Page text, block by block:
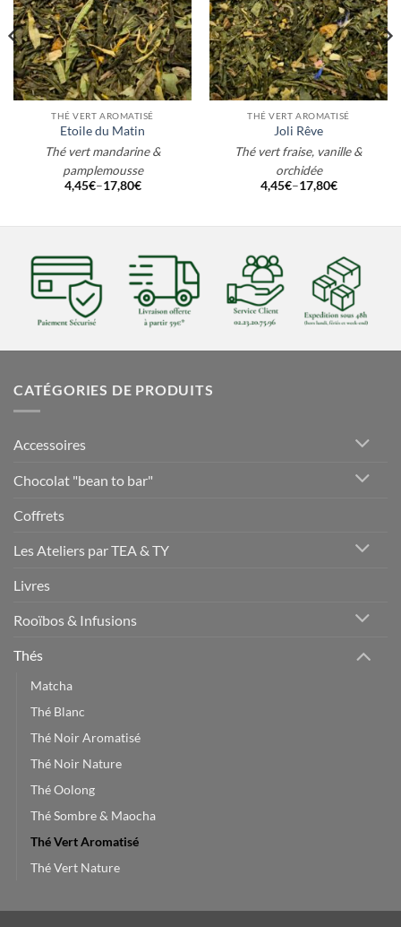
THÉ VERT AROMATISÉ
Etoile du Matin
Thé vert mandarine &
pamplemousse
4,45€–17,80€
THÉ VERT AROMATISÉ
Joli Rêve
Thé vert fraise, vanille &
orchidée
4,45€–17,80€
CATÉGORIES DE PRODUITS
Accessoires
Chocolat "bean to bar"
Coffrets
Les Ateliers par TEA & TY
Livres
Rooïbos & Infusions
Thés
Matcha
Thé Blanc
Thé Noir Aromatisé
Thé Noir Nature
Thé Oolong
Thé Sombre & Maocha
Thé Vert Aromatisé
Thé Vert Nature